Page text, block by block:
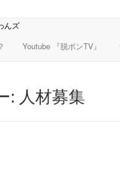
Youtube 『脱ポンTV』
: 人材募集